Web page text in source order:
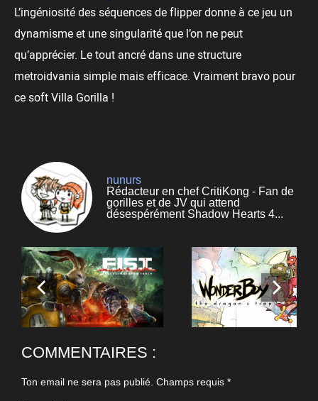
L’ingéniosité des séquences de flipper donne à ce jeu un
dynamisme et une singularité que l’on ne peut
qu’apprécier. Le tout ancré dans une structure
metroidvania simple mais efficace. Vraiment bravo pour
ce soft Villa Gorilla !
nunurs
Rédacteur en chef CritiKong - Fan de
gorilles et de JV qui attend
désespérément Shadow Hearts 4...
COMMENTAIRES :
Ton email ne sera pas publié. Champs requis *